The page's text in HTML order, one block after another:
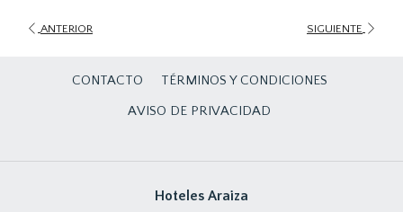
ANTERIOR SIGUIENTE
CONTACTO
TÉRMINOS Y CONDICIONES
AVISO DE PRIVACIDAD
Hoteles Araiza